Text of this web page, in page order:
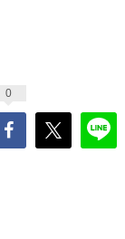
0